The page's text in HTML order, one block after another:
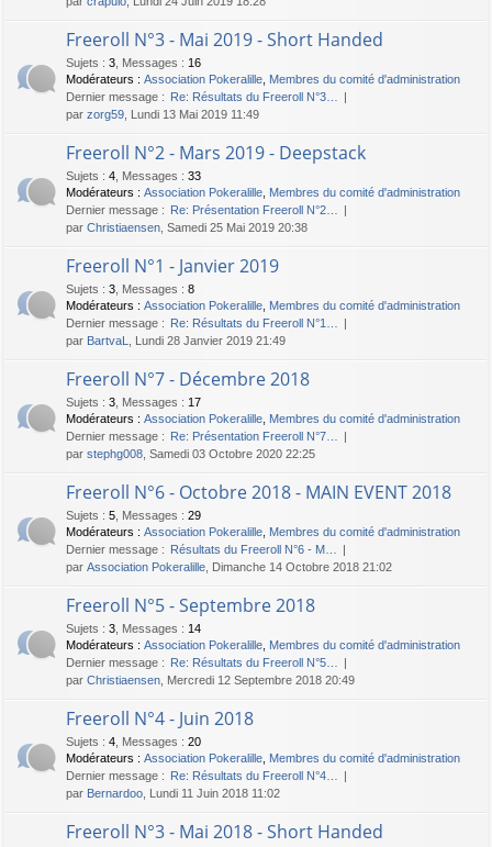
Freeroll N°3 - Mai 2019 - Short Handed
Sujets : 3 Messages : 16
Modérateurs : Association Pokeralille Membres du comité d'administration
Dernier message : Re: Résultats du Freeroll N°3…
par zorg59 , Lundi 13 Mai 2019 11:49
Freeroll N°2 - Mars 2019 - Deepstack
Sujets : 4 Messages : 33
Modérateurs : Association Pokeralille Membres du comité d'administration
Dernier message : Re: Présentation Freeroll N°2…
par Christiaensen , Samedi 25 Mai 2019 20:38
Freeroll N°1 - Janvier 2019
Sujets : 3 Messages : 8
Modérateurs : Association Pokeralille Membres du comité d'administration
Dernier message : Re: Résultats du Freeroll N°1…
par BartvaL , Lundi 28 Janvier 2019 21:49
Freeroll N°7 - Décembre 2018
Sujets : 3 Messages : 17
Modérateurs : Association Pokeralille Membres du comité d'administration
Dernier message : Re: Présentation Freeroll N°7…
par stephg008 , Samedi 03 Octobre 2020 22:25
Freeroll N°6 - Octobre 2018 - MAIN EVENT 2018
Sujets : 5 Messages : 29
Modérateurs : Association Pokeralille Membres du comité d'administration
Dernier message : Résultats du Freeroll N°6 - M…
par Association Pokeralille , Dimanche 14 Octobre 2018 21:02
Freeroll N°5 - Septembre 2018
Sujets : 3 Messages : 14
Modérateurs : Association Pokeralille Membres du comité d'administration
Dernier message : Re: Résultats du Freeroll N°5…
par Christiaensen , Mercredi 12 Septembre 2018 20:49
Freeroll N°4 - Juin 2018
Sujets : 4 Messages : 20
Modérateurs : Association Pokeralille Membres du comité d'administration
Dernier message : Re: Résultats du Freeroll N°4…
par Bernardoo , Lundi 11 Juin 2018 11:02
Freeroll N°3 - Mai 2018 - Short Handed